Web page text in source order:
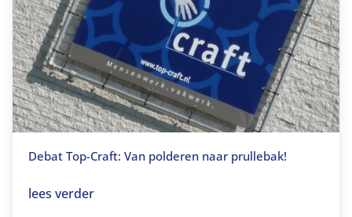
Debat Top-Craft: Van polderen naar prullebak!
lees verder